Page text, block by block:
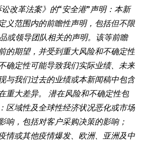
改革法案》的“安全港”声明：本新
义范围内的前瞻性声明，包括但不限
或领导团队相关的声明。该等前瞻
的期望，并受到重大风险和不确定性
确定性可能导致我们实际业绩、未来
与我们过去的业绩或本新闻稿中包含
重大差异。 潜在风险和不确定性包
区域性及全球性经济状况恶化或市场
响，包括对客户采购决策的影响；
情或其他疫情爆发、欧洲、亚洲及中